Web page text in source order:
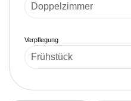
Verpflegung